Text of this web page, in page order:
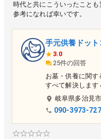
時代と共にこういったこと
参考になれば幸いです。
手元供養ドット
3.0
25件の回答
お墓・供養に関
すべて解決します
いまで）・納骨堂
宅墓 ●相続・遺言
など終活に関する
もご相談ください
ペットの保険） ●
岐阜県多治見市
090-3973-